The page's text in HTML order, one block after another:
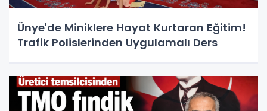
Ünye'de Miniklere Hayat Kurtaran Eğitim!
Trafik Polislerinden Uygulamalı Ders